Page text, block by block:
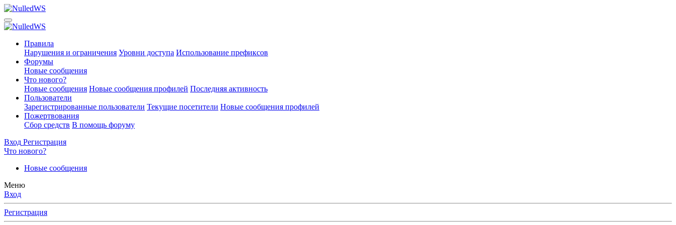
Правила
Нарушения и ограничения Уровни доступа Использование префиксов
Форумы
Новые сообщения
Что нового?
Новые сообщения Новые сообщения профилей Последняя активность
Пользователи
Зарегистрированные пользователи Текущие посетители Новые сообщения профилей
Пожертвования
Сбор средств В помощь форуму
Вход Регистрация
Что нового?
Новые сообщения
Меню
Вход
Регистрация